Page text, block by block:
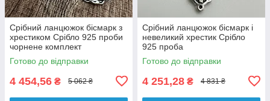
Срібний ланцюжок бісмарк з
хрестиком Срібло 925 проби
чорнене комплект
Готово до відправки
4 454,56 ₴ 5 062 ₴
Срібний ланцюжок бісмарк і
невеликий хрестик Срібло
925 проба
Готово до відправки
4 251,28 ₴ 4 831 ₴